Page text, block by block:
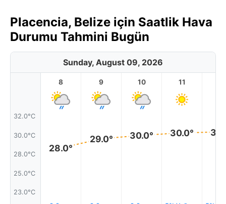
Placencia, Belize için Saatlik Hava
Durumu Tahmini Bugün
Sunday, August 09, 2026
32.0°C
30.0°C
28.0°C
25.0°C
23.0°C
8
28.0°
9
29.0°
10
30.0°
11
30.0°